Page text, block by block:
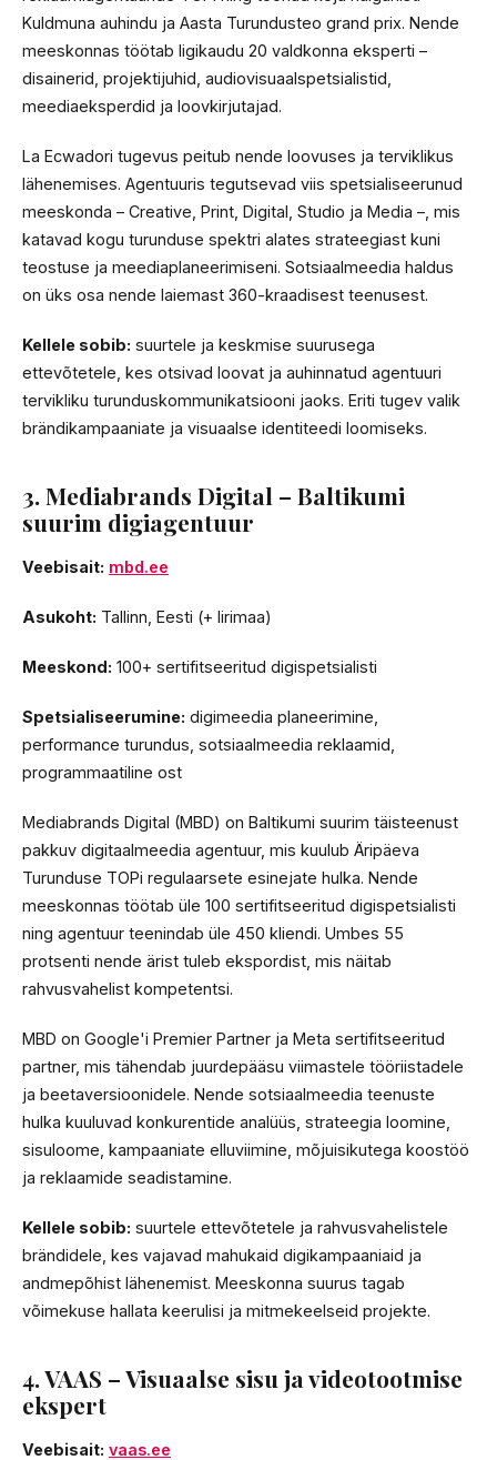
Kuldmuna auhindu ja Aasta Turundusteo grand prix. Nende
meeskonnas töötab ligikaudu 20 valdkonna eksperti –
disainerid, projektijuhid, audiovisuaalspetsialistid,
meediaeksperdid ja loovkirjutajad.
La Ecwadori tugevus peitub nende loovuses ja terviklikus
lähenemises. Agentuuris tegutsevad viis spetsialiseerunud
meeskonda – Creative, Print, Digital, Studio ja Media –, mis
katavad kogu turunduse spektri alates strateegiast kuni
teostuse ja meediaplaneerimiseni. Sotsiaalmeedia haldus
on üks osa nende laiemast 360-kraadisest teenusest.
Kellele sobib: suurtele ja keskmise suurusega
ettevõtetele, kes otsivad loovat ja auhinnatud agentuuri
tervikliku turunduskommunikatsiooni jaoks. Eriti tugev valik
brändikampaaniate ja visuaalse identiteedi loomiseks.
3. Mediabrands Digital – Baltikumi
suurim digiagentuur
Veebisait: mbd.ee
Asukoht: Tallinn, Eesti (+ Iirimaa)
Meeskond: 100+ sertifitseeritud digispetsialisti
Spetsialiseerumine: digimeedia planeerimine,
performance turundus, sotsiaalmeedia reklaamid,
programmaatiline ost
Mediabrands Digital (MBD) on Baltikumi suurim täisteenust
pakkuv digitaalmeedia agentuur, mis kuulub Äripäeva
Turunduse TOPi regulaarsete esinejate hulka. Nende
meeskonnas töötab üle 100 sertifitseeritud digispetsialisti
ning agentuur teenindab üle 450 kliendi. Umbes 55
protsenti nende ärist tuleb ekspordist, mis näitab
rahvusvahelist kompetentsi.
MBD on Google'i Premier Partner ja Meta sertifitseeritud
partner, mis tähendab juurdepääsu viimastele tööriistadele
ja beetaversioonidele. Nende sotsiaalmeedia teenuste
hulka kuuluvad konkurentide analüüs, strateegia loomine,
sisuloome, kampaaniate elluviimine, mõjuisikutega koostöö
ja reklaamide seadistamine.
Kellele sobib: suurtele ettevõtetele ja rahvusvahelistele
brändidele, kes vajavad mahukaid digikampaaniaid ja
andmepõhist lähenemist. Meeskonna suurus tagab
võimekuse hallata keerulisi ja mitmekeelseid projekte.
4. VAAS – Visuaalse sisu ja videotootmise
ekspert
Veebisait: vaas.ee